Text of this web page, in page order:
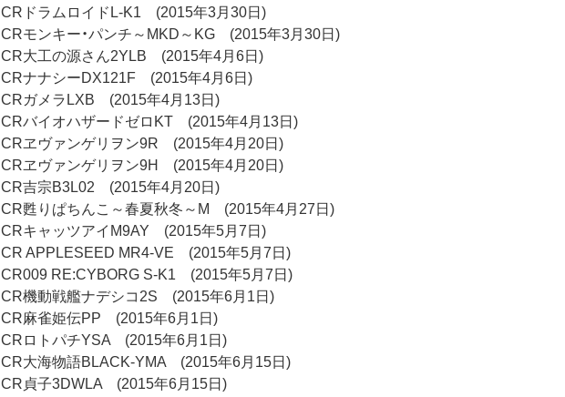
CRドラムロイドL-K1 (2015年3月30日)
CRモンキー・パンチ～MKD～KG (2015年3月30日)
CR大工の源さん2YLB (2015年4月6日)
CRナナシーDX121F (2015年4月6日)
CRガメラLXB (2015年4月13日)
CRバイオハザードゼロKT (2015年4月13日)
CRヱヴァンゲリヲン9R (2015年4月20日)
CRヱヴァンゲリヲン9H (2015年4月20日)
CR吉宗B3L02 (2015年4月20日)
CR甦りぱちんこ～春夏秋冬～M (2015年4月27日)
CRキャッツアイM9AY (2015年5月7日)
CR APPLESEED MR4-VE (2015年5月7日)
CR009 RE:CYBORG S-K1 (2015年5月7日)
CR機動戦艦ナデシコ2S (2015年6月1日)
CR麻雀姫伝PP (2015年6月1日)
CRロトパチYSA (2015年6月1日)
CR大海物語BLACK-YMA (2015年6月15日)
CR貞子3DWLA (2015年6月15日)